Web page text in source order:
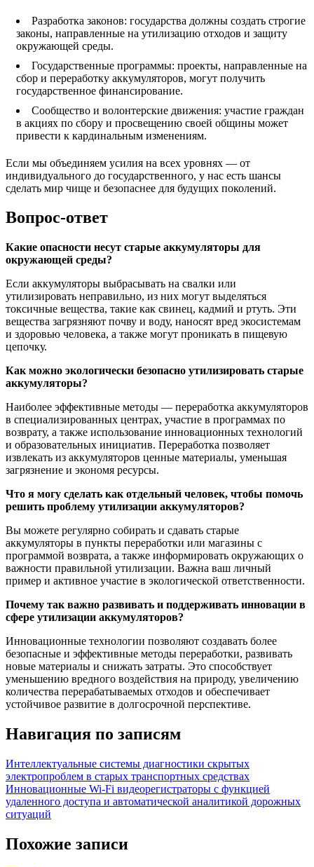
Разработка законов: государства должны создать строгие
законы, направленные на утилизацию отходов и защиту
окружающей среды.
Государственные программы: проекты, направленные на
сбор и переработку аккумуляторов, могут получить
государственное финансирование.
Сообщество и волонтерские движения: участие граждан
в акциях по сбору и просвещению своей общины может
привести к кардинальным изменениям.
Если мы объединяем усилия на всех уровнях — от
индивидуального до государственного, у нас есть шансы
сделать мир чище и безопаснее для будущих поколений.
Вопрос-ответ
Какие опасности несут старые аккумуляторы для
окружающей среды?
Если аккумуляторы выбрасывать на свалки или
утилизировать неправильно, из них могут выделяться
токсичные вещества, такие как свинец, кадмий и ртуть. Эти
вещества загрязняют почву и воду, наносят вред экосистемам
и здоровью человека, а также могут проникать в пищевую
цепочку.
Как можно экологически безопасно утилизировать старые
аккумуляторы?
Наиболее эффективные методы — переработка аккумуляторов
в специализированных центрах, участие в программах по
возврату, а также использование инновационных технологий
и образовательных инициатив. Переработка позволяет
извлекать из аккумуляторов ценные материалы, уменьшая
загрязнение и экономя ресурсы.
Что я могу сделать как отдельный человек, чтобы помочь
решить проблему утилизации аккумуляторов?
Вы можете регулярно собирать и сдавать старые
аккумуляторы в пункты переработки или магазины с
программой возврата, а также информировать окружающих о
важности правильной утилизации. Важна ваш личный
пример и активное участие в экологической ответственности.
Почему так важно развивать и поддерживать инновации в
сфере утилизации аккумуляторов?
Инновационные технологии позволяют создавать более
безопасные и эффективные методы переработки, развивать
новые материалы и снижать затраты. Это способствует
уменьшению вредного воздействия на природу, увеличению
количества перерабатываемых отходов и обеспечивает
устойчивое развитие в долгосрочной перспективе.
Навигация по записям
Интеллектуальные системы диагностики скрытых
электропроблем в старых транспортных средствах
Инновационные Wi-Fi видеорегистраторы с функцией
удаленного доступа и автоматической аналитикой дорожных
ситуаций
Похожие записи